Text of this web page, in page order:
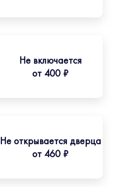
Не включается
от 400 ₽
Не открывается дверца
от 460 ₽